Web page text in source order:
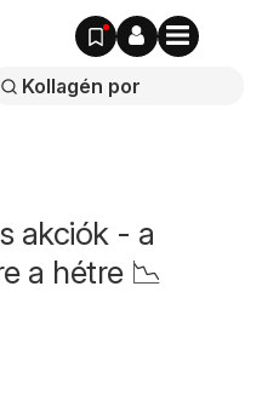
akciók - a
a hétre 📉